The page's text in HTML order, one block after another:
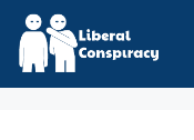
Skip
content